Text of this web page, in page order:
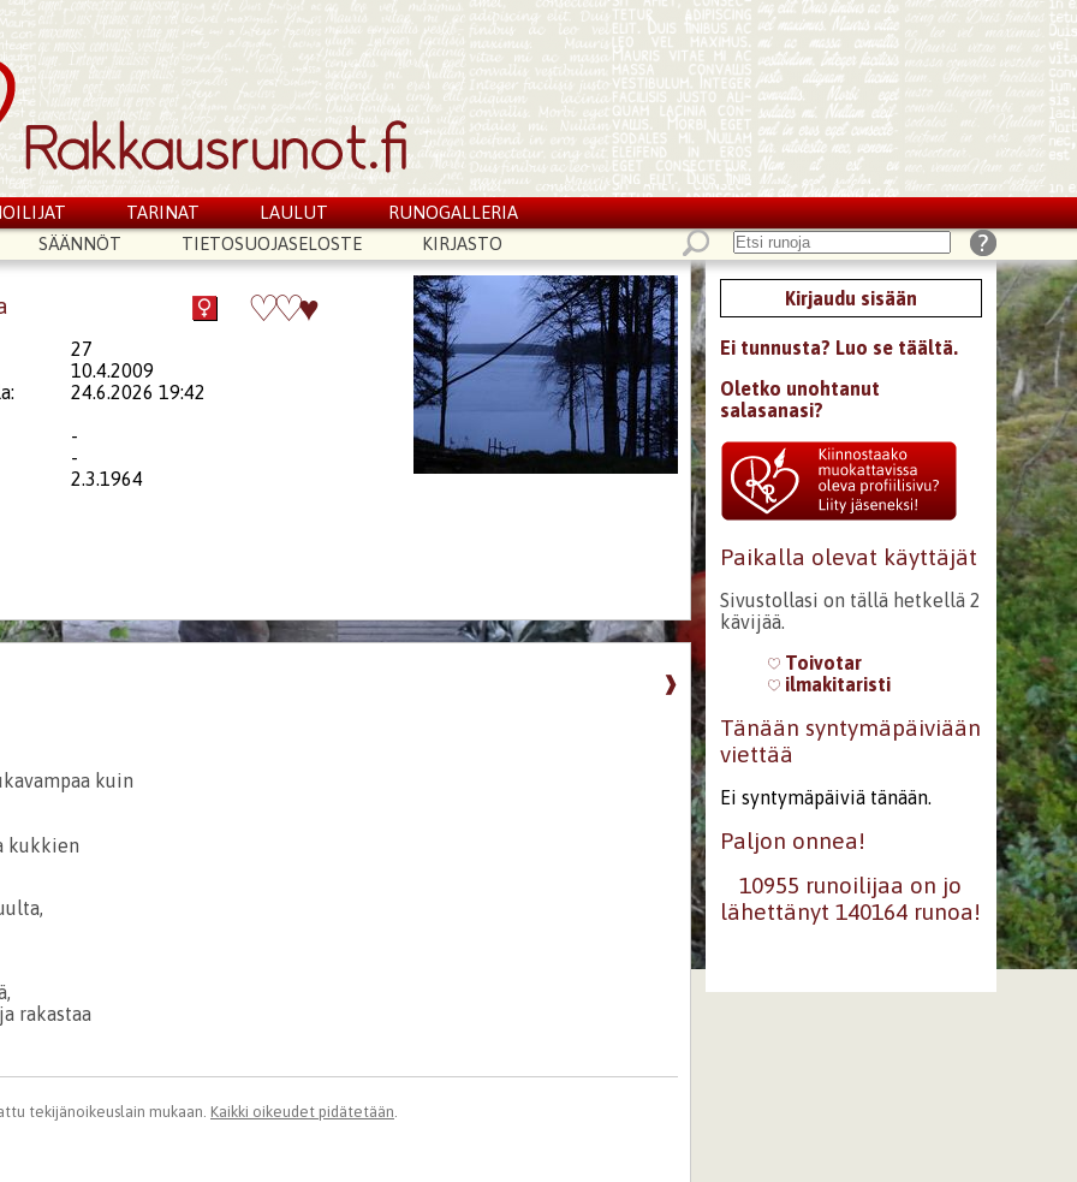
TARINAT LAULUT
RUNOGALLERIA
SÄÄNNÖT TIETOSUOJASELOSTE KIRJASTO
♥
♡
♡
27
10.4.2009
24.6.2026 19:42
-
-
2.3.1964
❱
kuin
kukkien
rakastaa
tekijänoikeuslain mukaan. Kaikki oikeudet pidätetään.
Kirjaudu sisään
Ei tunnusta? Luo se täältä.
Oletko unohtanut
salasanasi?
Paikalla olevat käyttäjät
Sivustollasi on tällä hetkellä 2
kävijää.
Toivotar
ilmakitaristi
Tänään syntymäpäiviään
viettää
Ei syntymäpäiviä tänään.
Paljon onnea!
10955 runoilijaa on jo
lähettänyt 140164 runoa!